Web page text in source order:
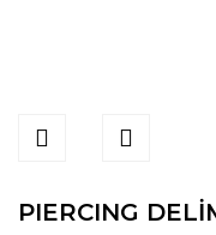
PIERCING